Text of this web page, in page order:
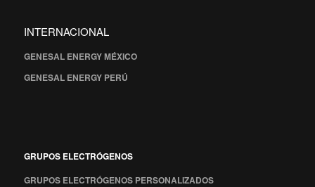
INTERNACIONAL
GENESAL ENERGY MÉXICO
GENESAL ENERGY PERÚ
GRUPOS ELECTRÓGENOS
GRUPOS ELECTRÓGENOS PERSONALIZADOS